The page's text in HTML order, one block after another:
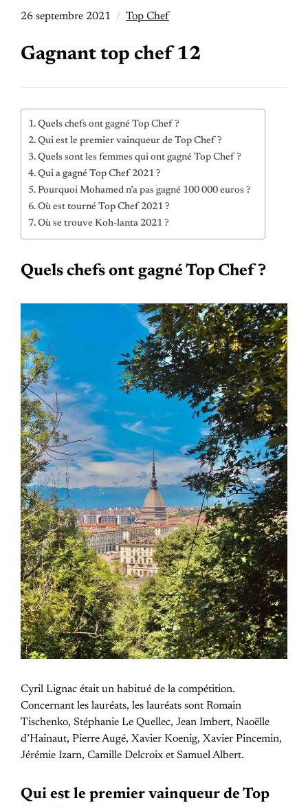
26 septembre 2021 Top Chef
Gagnant top chef 12
Quels chefs ont gagné Top Chef ?
Qui est le premier vainqueur de Top Chef ?
Quels sont les femmes qui ont gagné Top Chef ?
Qui a gagné Top Chef 2021 ?
Pourquoi Mohamed n’a pas gagné 100 000 euros ?
Où est tourné Top Chef 2021 ?
Où se trouve Koh-lanta 2021 ?
Quels chefs ont gagné Top Chef ?
Cyril Lignac était un habitué de la compétition.
Concernant les lauréats, les lauréats sont Romain
Tischenko, Stéphanie Le Quellec, Jean Imbert, Naoëlle
d’Hainaut, Pierre Augé, Xavier Koenig, Xavier Pincemin,
Jérémie Izarn, Camille Delcroix et Samuel Albert.
Qui est le premier vainqueur de Top